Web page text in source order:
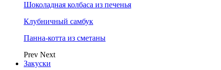
Шоколадная колбаса из печенья
Клубничный самбук
Панна-котта из сметаны
Prev Next
Закуски